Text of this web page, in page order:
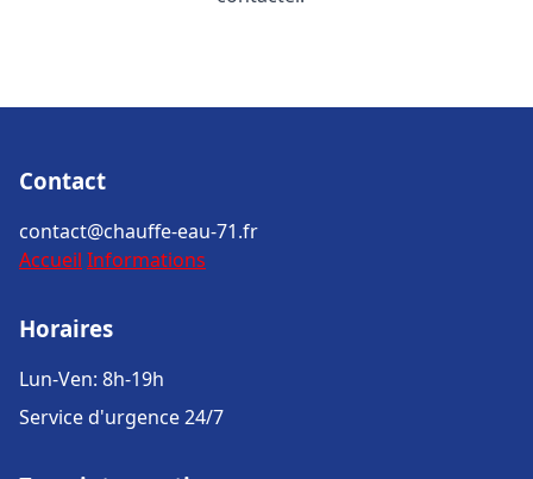
Contact
contact@chauffe-eau-71.fr
Accueil Informations
Horaires
Lun-Ven: 8h-19h
Service d'urgence 24/7